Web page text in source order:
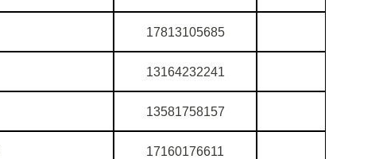
17813105685
13164232241
13581758157
17160176611